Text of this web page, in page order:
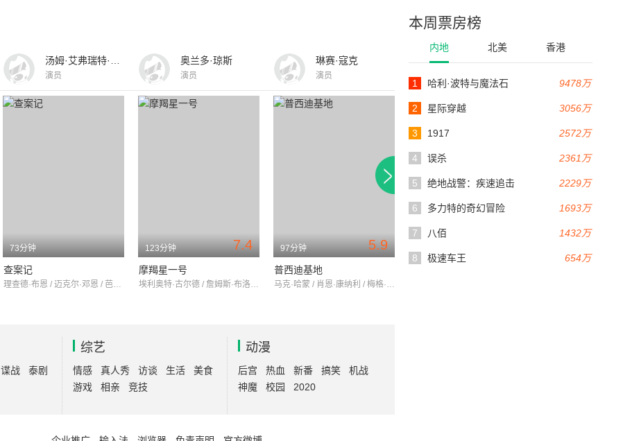
本周票房榜
内地 北美 香港
9478万
1 哈利·波特与魔法石
3056万
2 星际穿越
2572万
3 1917
2361万
4 误杀
2229万
5 绝地战警：疾速追击
1693万
6 多力特的奇幻冒险
1432万
7 八佰
654万
8 极速车王
演员
奥兰多·琼斯
演员
琳赛·寇克
演员
73分钟
查案记
理查德·布恩 / 迈克尔·邓恩 / 芭芭拉·贝恩
7.4
123分钟
摩羯星一号
埃利奥特·古尔德 / 詹姆斯·布洛林 / 萨姆·沃特森
5.9
97分钟
普西迪基地
马克·哈蒙 / 肖恩·康纳利 / 梅格·瑞恩
谍战
泰剧
综艺
情感 真人秀 访谈 生活
美食
游戏
相亲 竞技
动漫
后宫 热血 新番 搞笑
机战
神魔
校园 2020